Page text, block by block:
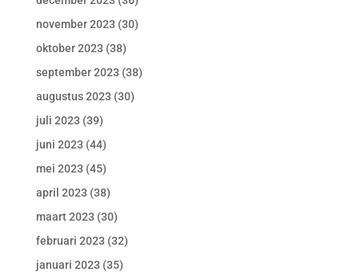
november 2023 (30)
oktober 2023 (38)
september 2023 (38)
augustus 2023 (30)
juli 2023 (39)
juni 2023 (44)
mei 2023 (45)
april 2023 (38)
maart 2023 (30)
februari 2023 (32)
januari 2023 (35)